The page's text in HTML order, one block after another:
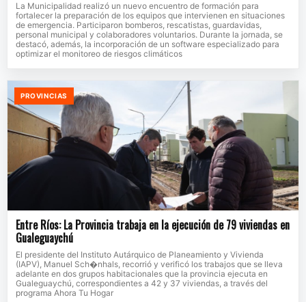
La Municipalidad realizó un nuevo encuentro de formación para
fortalecer la preparación de los equipos que intervienen en situaciones
de emergencia. Participaron bomberos, rescatistas, guardavidas,
personal municipal y colaboradores voluntarios. Durante la jornada, se
destacó, además, la incorporación de un software especializado para
optimizar el monitoreo de riesgos climáticos
PROVINCIAS
Entre Ríos: La Provincia trabaja en la ejecución de 79 viviendas en
Gualeguaychú
El presidente del Instituto Autárquico de Planeamiento y Vivienda
(IAPV), Manuel Sch�nhals, recorrió y verificó los trabajos que se lleva
adelante en dos grupos habitacionales que la provincia ejecuta en
Gualeguaychú, correspondientes a 42 y 37 viviendas, a través del
programa Ahora Tu Hogar